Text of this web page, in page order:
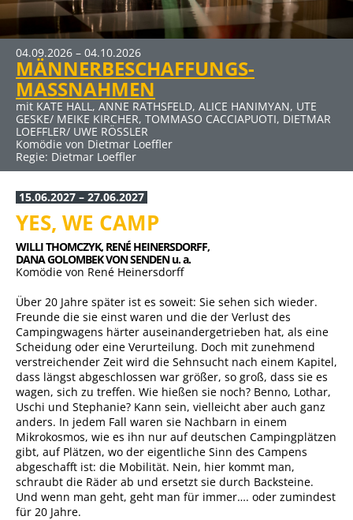
04.09.2026 – 04.10.2026
MÄNNERBESCHAFFUNGS-
MASSNAHMEN
mit KATE HALL, ANNE RATHSFELD, ALICE HANIMYAN, UTE
GESKE/ MEIKE KIRCHER, TOMMASO CACCIAPUOTI, DIETMAR
LOEFFLER/ UWE RÖSSLER
Komödie von Dietmar Loeffler
Regie: Dietmar Loeffler
15.06.2027 – 27.06.2027
YES, WE CAMP
WILLI THOMCZYK, RENÉ HEINERSDORFF,
DANA GOLOMBEK VON SENDEN u. a.
Komödie von René Heinersdorff
Über 20 Jahre später ist es soweit: Sie sehen sich wieder.
Freunde die sie einst waren und die der Verlust des
Campingwagens härter auseinandergetrieben hat, als eine
Scheidung oder eine Verurteilung. Doch mit zunehmend
verstreichender Zeit wird die Sehnsucht nach einem Kapitel,
dass längst abgeschlossen war größer, so groß, dass sie es
wagen, sich zu treffen. Wie hießen sie noch? Benno, Lothar,
Uschi und Stephanie? Kann sein, vielleicht aber auch ganz
anders. In jedem Fall waren sie Nachbarn in einem
Mikrokosmos, wie es ihn nur auf deutschen Campingplätzen
gibt, auf Plätzen, wo der eigentliche Sinn des Campens
abgeschafft ist: die Mobilität. Nein, hier kommt man,
schraubt die Räder ab und ersetzt sie durch Backsteine.
Und wenn man geht, geht man für immer…. oder zumindest
für 20 Jahre.